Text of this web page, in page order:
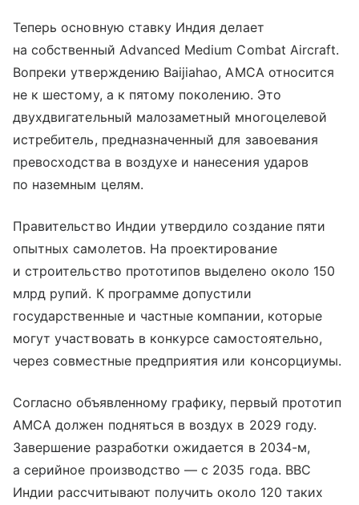
Теперь основную ставку Индия делает
на собственный Advanced Medium Combat Aircraft.
Вопреки утверждению Baijiahao, AMCA относится
не к шестому, а к пятому поколению. Это
двухдвигательный малозаметный многоцелевой
истребитель, предназначенный для завоевания
превосходства в воздухе и нанесения ударов
по наземным целям.
Правительство Индии утвердило создание пяти
опытных самолетов. На проектирование
и строительство прототипов выделено около 150
млрд рупий. К программе допустили
государственные и частные компании, которые
могут участвовать в конкурсе самостоятельно,
через совместные предприятия или консорциумы.
Согласно объявленному графику, первый прототип
AMCA должен подняться в воздух в 2029 году.
Завершение разработки ожидается в 2034-м,
а серийное производство — с 2035 года. ВВС
Индии рассчитывают получить около 120 таких